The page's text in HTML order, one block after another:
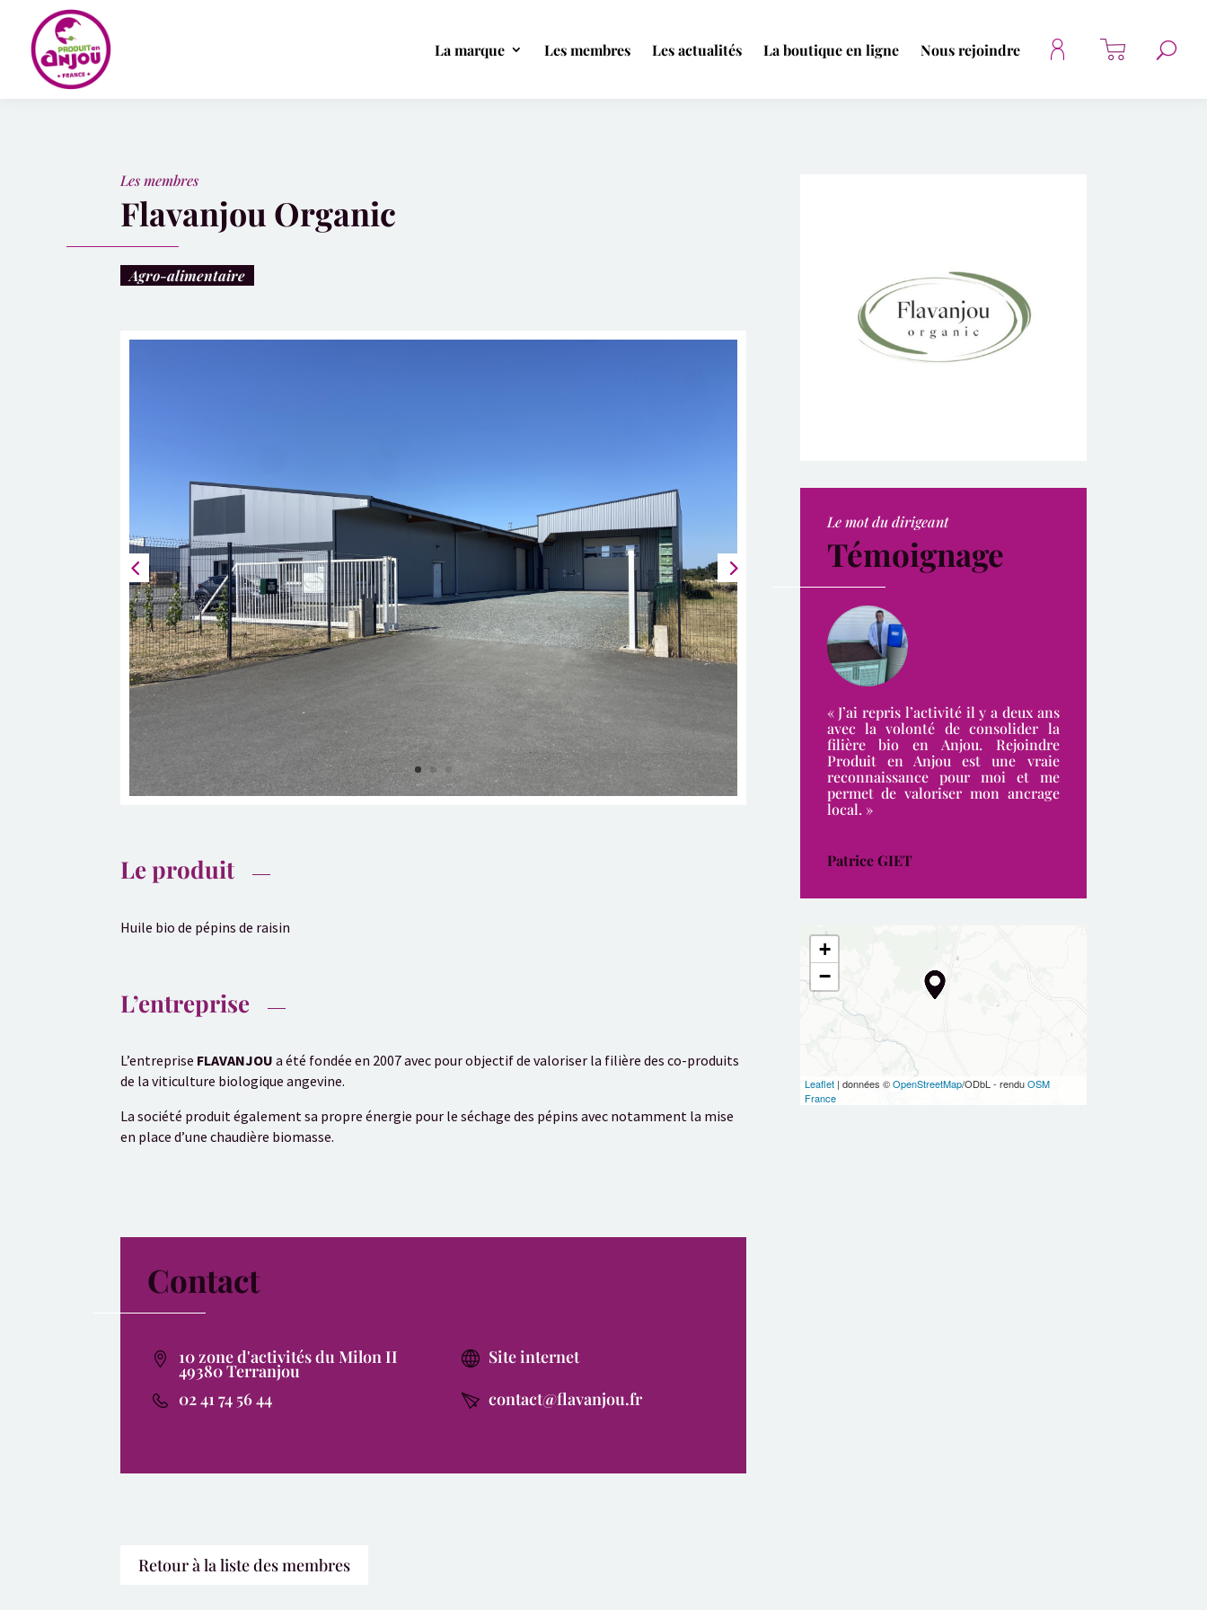
La marque Les membres Les actualités La boutique en ligne Nous rejoindre
Les membres
Flavanjou Organic
Agro-alimentaire
Le produit
Huile bio de pépins de raisin
L’entreprise
L’entreprise FLAVANJOUa été fondée en 2007 avec pour objectif de valoriser la filière des co-produits
de la viticulture biologique angevine.
La société produit également sa propre énergie pour le séchage des pépins avec notamment la mise
en place d’une chaudière biomasse.
Contact
10 zone d'activités du Milon II
49380 Terranjou
Site internet
02 41 74 56 44
contact@flavanjou.fr
Retour à la liste des membres
Le mot du dirigeant
Témoignage
« J’ai repris l’activité il y a deux ans
avec la volonté de consolider la
filière bio en Anjou. Rejoindre
Produit en Anjou est une vraie
reconnaissance pour moi et me
permet de valoriser mon ancrage
local. »
Patrice GIET
+
−
Leaflet| données ©OpenStreetMap/ODbL - renduOSM
France
Panneau de gestion des cookies